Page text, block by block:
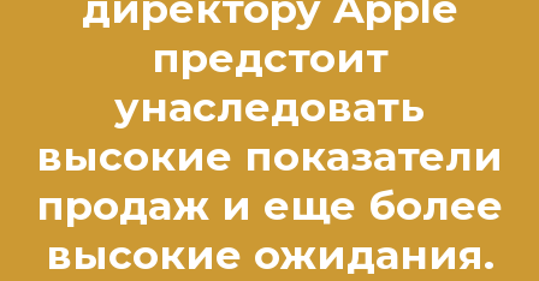
предстоит
унаследовать
высокие показатели
продаж и еще более
высокие ожидания.